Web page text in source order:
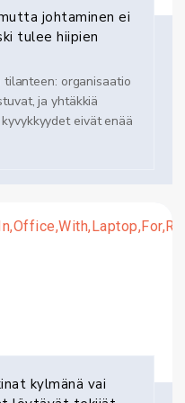
johtaminen ei
tulee hiipien
organisaatio
ja yhtäkkiä
eivät enää
kylmänä vai